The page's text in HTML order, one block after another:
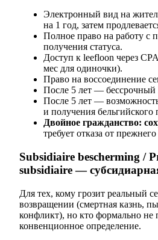
Электронный вид на
на 1 год, затем
Полное право на работу с
получения статуса.
Доступ к leefloon через
мес для одиночки).
Право на воссоединение
После 5 лет —
После 5 лет —
и получения бельгийского
Двойное гражданство:
требует отказа от
Subsidiaire bescherming /
subsidiaire —
Для тех, кому грозит реальный
возвращении (смертная казнь,
конфликт), но кто формально не
конвенционное определение.